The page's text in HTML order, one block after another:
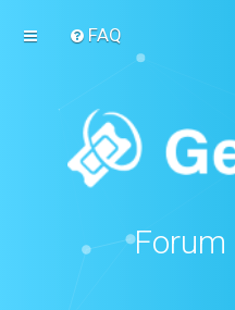
FAQ
Forum